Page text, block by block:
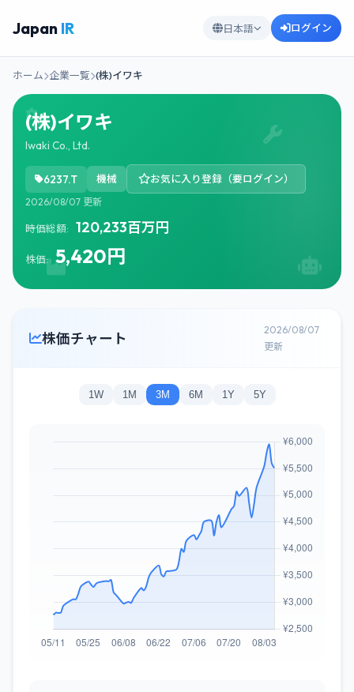
Japan IR 日本語 ログイン
ホーム 企業一覧 (株)イワキ
(株)イワキ
Iwaki Co., Ltd.
6237.T 機械 お気に入り登録（要ログイン）
2026/08/07 更新
時価総額: 120,233百万円
株価: 5,420円
株価チャート
2026/08/07
更新
1W 1M 3M 6M 1Y 5Y